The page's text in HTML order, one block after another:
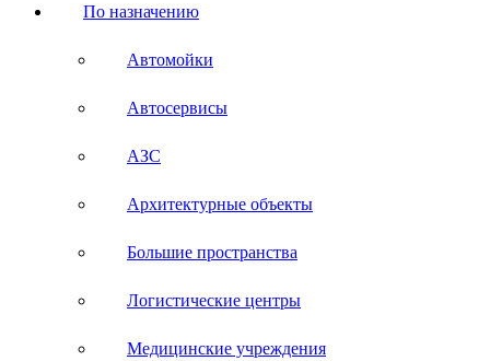
По назначению
Автомойки
Автосервисы
АЗС
Архитектурные объекты
Большие пространства
Логистические центры
Медицинские учреждения